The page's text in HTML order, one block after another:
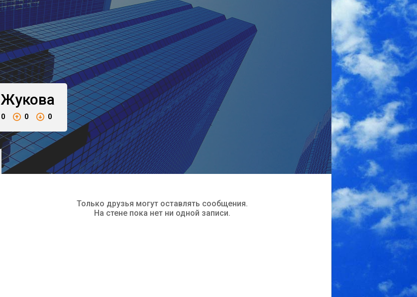
Жукова
0 0 0
Только друзья могут оставлять сообщения.
На стене пока нет ни одной записи.